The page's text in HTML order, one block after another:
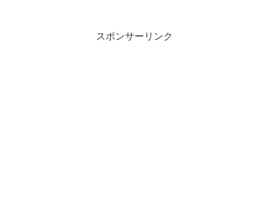
スポンサーリンク